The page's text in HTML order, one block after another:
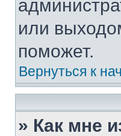
или
поможет.
Вернуться к
» Как мне